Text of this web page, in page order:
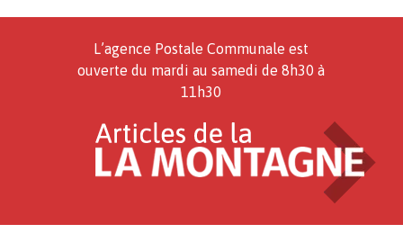
L’agence Postale Communale est
ouverte du mardi au samedi de 8h30 à
11h30